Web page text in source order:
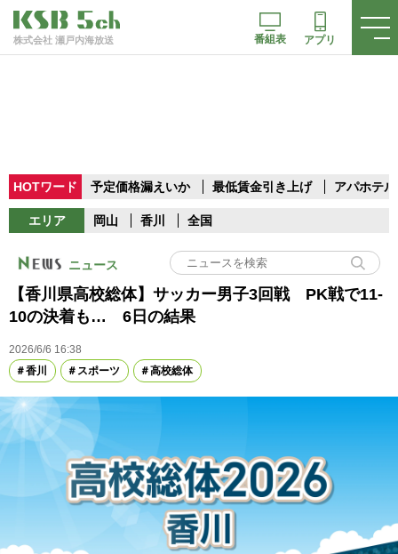
株式会社 瀬戸内海放送 番組表 アプリ
HOTワード 予定価格漏えいか 最低賃金引き上げ アパホテル
エリア 岡山 香川 全国
ニュース
【香川県高校総体】サッカー男子3回戦 PK戦で11-
10の決着も… 6日の結果
2026/6/6 16:38
香川
スポーツ 高校総体